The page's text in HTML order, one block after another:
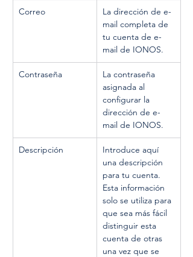
Correo
La dirección de e-
mail completa de
tu cuenta de e-
mail de IONOS.
Contraseña
La contraseña
asignada al
configurar la
dirección de e-
mail de IONOS.
Descripción
Introduce aquí
una descripción
para tu cuenta.
Esta información
solo se utiliza para
que sea más fácil
distinguir esta
cuenta de otras
una vez que se